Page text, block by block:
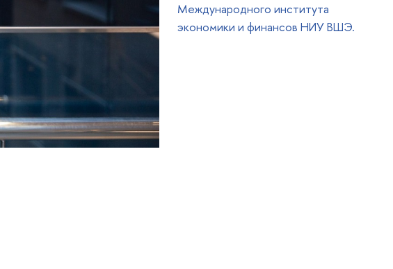
Международного института
экономики и финансов НИУ ВШЭ.